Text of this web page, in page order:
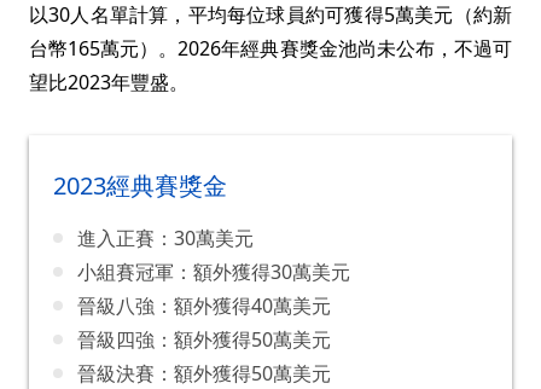
以30人名單計算，平均每位球員約可獲得5萬美元（約新
台幣165萬元）。2026年經典賽獎金池尚未公布，不過可
望比2023年豐盛。
2023經典賽獎金
進入正賽：30萬美元
小組賽冠軍：額外獲得30萬美元
晉級八強：額外獲得40萬美元
晉級四強：額外獲得50萬美元
晉級決賽：額外獲得50萬美元